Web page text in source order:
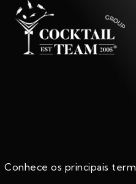
Conhece os principais